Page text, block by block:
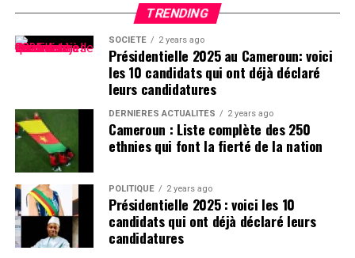
TRENDING
SOCIÉTÉ 2 years ago
Présidentielle 2025 au Cameroun: voici
les 10 candidats qui ont déjà déclaré
leurs candidatures
DERNIÈRES ACTUALITÉS 2 years ago
Cameroun : Liste complète des 250
ethnies qui font la fierté de la nation
POLITIQUE 2 years ago
Présidentielle 2025 : voici les 10
candidats qui ont déjà déclaré leurs
candidatures